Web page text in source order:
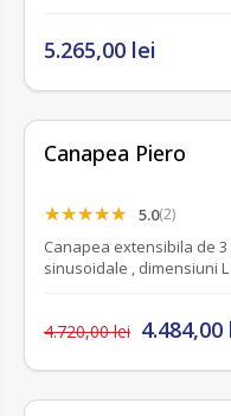
5.265,00 lei
Canapea Piero
5.0(2)
Canapea extensibila de 3 locuri,
sinusoidale , dimensiuni L
4.720,00 lei 4.484,00
nou